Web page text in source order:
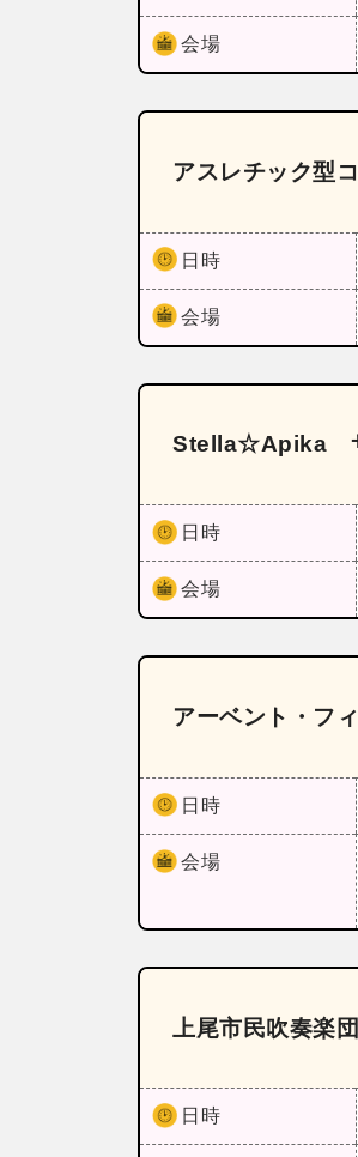
会場
アスレチック型
日時
会場
Stella☆Apika
日時
会場
アーベント・フ
日時
会場
上尾市民吹奏楽
日時